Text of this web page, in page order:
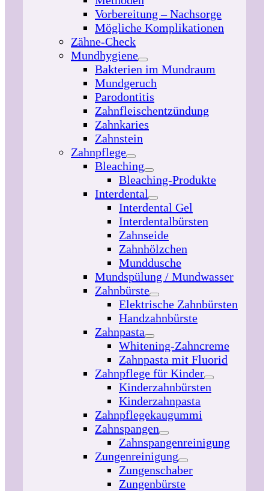
Vorbereitung – Nachsorge
Mögliche Komplikationen
Zähne-Check
Mundhygiene
Bakterien im Mundraum
Mundgeruch
Parodontitis
Zahnfleischentzündung
Zahnkaries
Zahnstein
Zahnpflege
Bleaching
Bleaching-Produkte
Interdental
Interdental Gel
Interdentalbürsten
Zahnseide
Zahnhölzchen
Munddusche
Mundspülung / Mundwasser
Zahnbürste
Elektrische Zahnbürsten
Handzahnbürste
Zahnpasta
Whitening-Zahncreme
Zahnpasta mit Fluorid
Zahnpflege für Kinder
Kinderzahnbürsten
Kinderzahnpasta
Zahnpflegekaugummi
Zahnspangen
Zahnspangenreinigung
Zungenreinigung
Zungenschaber
Zungenbürste